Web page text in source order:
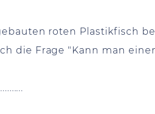
roten Plastikfisch
die Frage "Kann man